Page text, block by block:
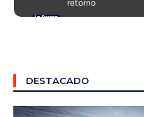
DESTACADO